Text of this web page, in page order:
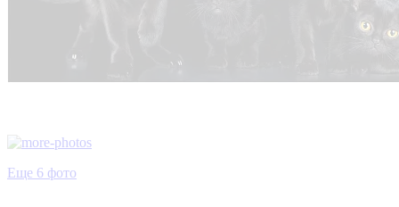
Еще 6 фото